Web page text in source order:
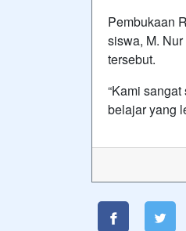
Pembukaan
siswa, M.
tersebut.
“Kami
belajar yang